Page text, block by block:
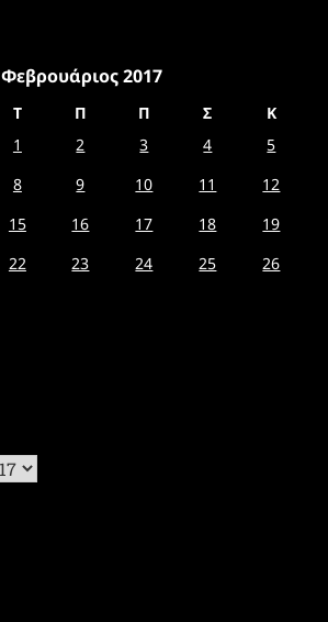
Φεβρουάριος 2017
Τ Π Π Σ
Κ
1
2 3 4
5
8 9 10 11
12
15 16 17 18
19
22 23 24 25
26